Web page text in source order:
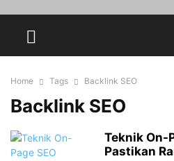
Home Tags Backlink SEO
Backlink SEO
Teknik On-
Pastikan